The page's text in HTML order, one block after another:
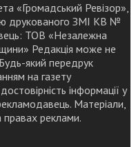
«Громадський Ревізор»,
друкованого ЗМІ КВ №
ТОВ «Незалежна
Редакція може не
який передрук
на газету
інформації у
Матеріали,
правах реклами.